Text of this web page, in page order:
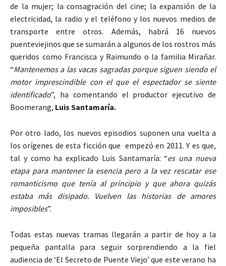
de la mujer; la consagración del cine; la expansión de la
electricidad, la radio y el teléfono y los nuevos medios de
transporte entre otros. Además, habrá 16 nuevos
puenteviejinos que se sumarán a algunos de los rostros más
queridos como Francisca y Raimundo o la familia Mirañar.
“Mantenemos a las vacas sagradas porque siguen siendo el
motor imprescindible con el que el espectador se siente
identificado”, ha comentando el productor ejecutivo de
Boomerang, Luis Santamaría.
Por otro lado, los nuevos episodios suponen una vuelta a
los orígenes de esta ficción que empezó en 2011. Y es que,
tal y como ha explicado Luis Santamaría: “es una nueva
etapa para mantener la esencia pero a la vez rescatar ese
romanticismo que tenía al principio y que ahora quizás
estaba más disipado. Vuelven las historias de amores
imposibles”.
Todas estas nuevas tramas llegarán a partir de hoy a la
pequeña pantalla para seguir sorprendiendo a la fiel
audiencia de ‘El Secreto de Puente Viejo’ que este verano ha